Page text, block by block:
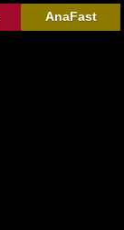
AnaFast